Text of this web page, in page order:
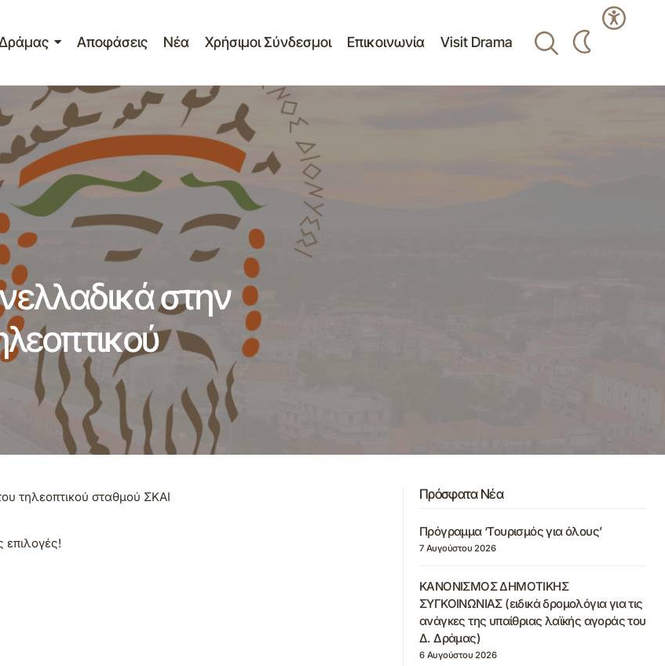
Αποφάσεις Νέα Χρήσιμοι Σύνδεσμοι Επικοινωνία Visit Drama
πανελλαδικά στην εκπομπή I LOVE GR του τηλεοπτικού
στην
τηλεοπτικού σταθμού ΣΚΑΙ
επιλογές!
Πρόσφατα Νέα
Πρόγραμμα ‘Τουρισμός για όλους’
7 Αυγούστου 2026
ΚΑΝΟΝΙΣΜΟΣ ΔΗΜΟΤΙΚΗΣ
ΣΥΓΚΟΙΝΩΝΙΑΣ (ειδικά δρομολόγια για τις
ανάγκες της υπαίθριας λαϊκής αγοράς του
Δ. Δράμας)
6 Αυγούστου 2026